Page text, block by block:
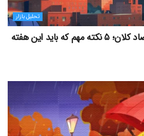
تحلیل بازار
جدال بیت کوین و اقتصاد کلان؛ ۵ نکته مهم که باید این هفته